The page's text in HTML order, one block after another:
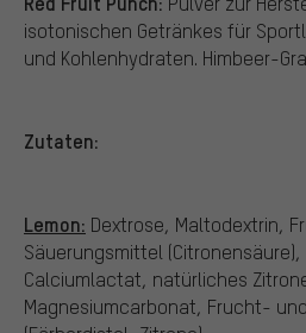
isotonischen Getränkes für
und Kohlenhydraten. Himbeer-
Zutaten:
Lemon: Dextrose, Maltodextrin,
Säuerungsmittel
Calciumlactat, natürliches
Magnesiumcarbonat, Frucht-